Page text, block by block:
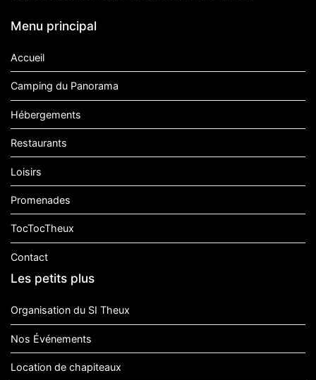
Menu principal
Accueil
Camping du Panorama
Hébergements
Restaurants
Loisirs
Promenades
TocTocTheux
Contact
Les petits plus
Organisation du SI Theux
Nos Événements
Location de chapiteaux